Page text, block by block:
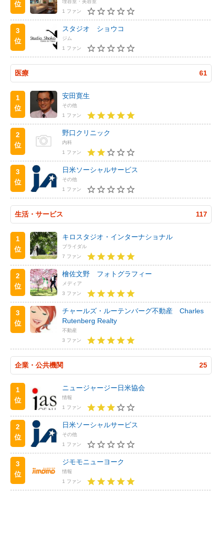
位
1 ファン
3
位
スタジオ ショウコ
ジム
1 ファン
医療 61
1
位
安田寛生
その他
1 ファン
2
位
野口クリニック
内科
1 ファン
3
位
日米ソーシャルサービス
その他
1 ファン
生活・サービス 117
1
位
キロスタジオ・インターナショナル
ブライダル
7 ファン
2
位
檜佐文野 フォトグラフィー
メディア
3 ファン
3
位
チャールズ・ルーテンバーグ不動産 Charles
Rutenberg Realty
不動産
3 ファン
企業・公共機関 25
1
位
ニュージャージー日米協会
情報
1 ファン
2
位
日米ソーシャルサービス
その他
1 ファン
3
位
ジモモニューヨーク
情報
1 ファン